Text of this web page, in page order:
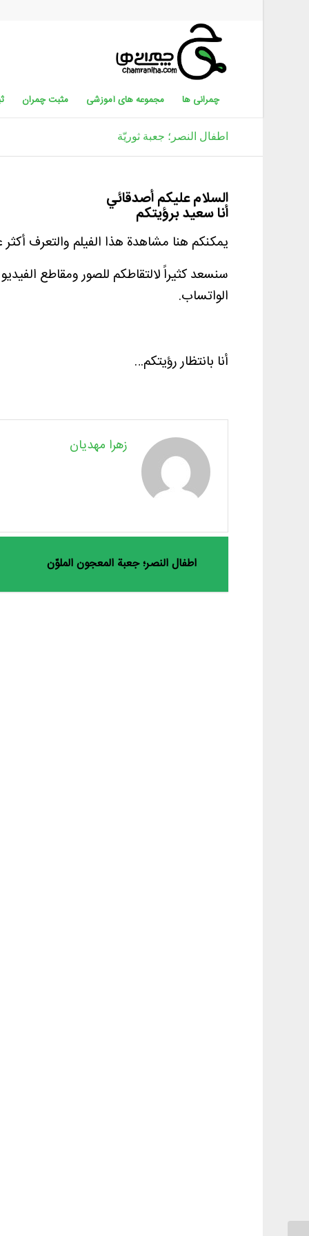
چمرانی ها مجموعه های آموزشی مثبت چمران
اطفال النصر؛ جعبة ثوريّة
السلام علیکم أصدقائي
أنا سعيد برؤيتكم
يمكنكم هنا مشاهدة هذا الفيلم والتعرف
سنسعد كثيراً لالتقاطكم للصور ومقاطع
الواتساب.
أنا بانتظار رؤيتكم…
زهرا مهدیان
اطفال النصر؛ جعبة المعجون الملوّن